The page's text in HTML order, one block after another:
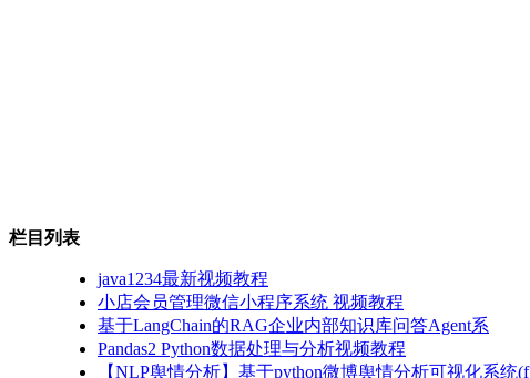
栏目列表
java1234最新视频教程
小店会员管理微信小程序系统 视频教程
基于LangChain的RAG企业内部知识库问答Agent系
Pandas2 Python数据处理与分析视频教程
【NLP舆情分析】基于python微博舆情分析可视化系统(f